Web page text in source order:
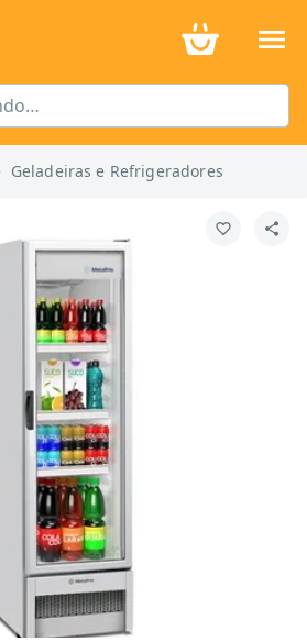
Geladeiras e Refrigeradores